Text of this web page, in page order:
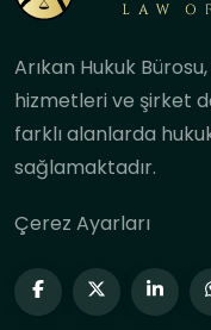
Arıkan Hukuk
hizmetleri ve şirket
farklı alanlarda
sağlamaktadır.
Çerez Ayarları